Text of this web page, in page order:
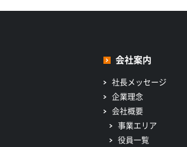
会社案内
社長メッセージ
企業理念
会社概要
事業エリア
役員一覧